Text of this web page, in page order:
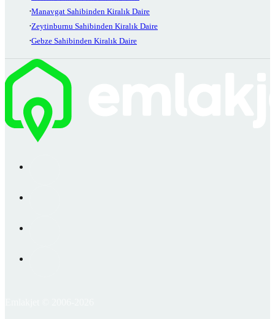
Manavgat Sahibinden Kiralık Daire
Zeytinburnu Sahibinden Kiralık Daire
Gebze Sahibinden Kiralık Daire